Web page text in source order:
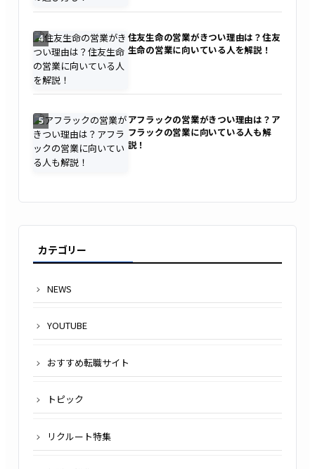
4
住友生命の営業がきつい理由は？住友
生命の営業に向いている人を解説！
5
アフラックの営業がきつい理由は？ア
フラックの営業に向いている人も解
説！
カテゴリー
NEWS
YOUTUBE
おすすめ転職サイト
トピック
リクルート特集